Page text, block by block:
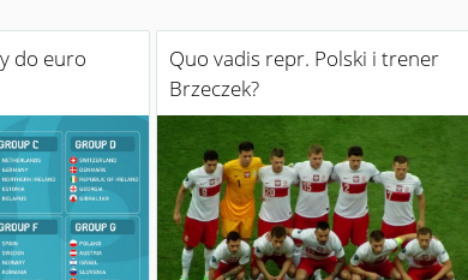
do euro
Quo vadis repr. Polski i trener
Brzeczek?